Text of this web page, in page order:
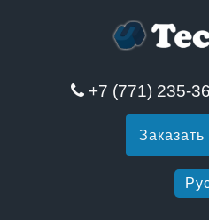
+7 (771) 235-
Заказать